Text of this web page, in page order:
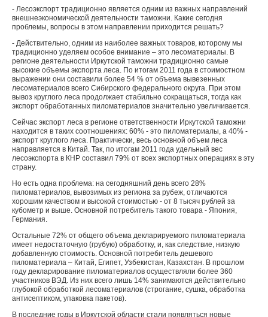
- Лесоэкспорт традиционно является одним из важных направлений
внешнеэкономической деятельности таможни. Какие сегодня
проблемы, вопросы в этом направлении приходится решать?
- Действительно, одним из наиболее важных товаров, которому мы
традиционно уделяем особое внимание – это лесоматериалы. В
регионе деятельности Иркутской таможни традиционно самые
высокие объемы экспорта леса. По итогам 2011 года в стоимостном
выражении они составили более 54 % от объема вывезенных
лесоматериалов всего Сибирского федерального округа. При этом
вывоз круглого леса продолжает стабильно сокращаться, тогда как
экспорт обработанных пиломатериалов значительно увеличивается.
Сейчас экспорт леса в регионе ответственности Иркутской таможни
находится в таких соотношениях: 60% - это пиломатериалы, а 40% -
экспорт круглого леса. Практически, весь основной объем леса
направляется в Китай. Так, по итогам 2011 года удельный вес
лесоэкспорта в КНР составил 79% от всех экспортных операциях в эту
страну.
Но есть одна проблема: на сегодняшний день всего 28%
пиломатериалов, вывозимых из региона за рубеж, отличаются
хорошим качеством и высокой стоимостью - от 8 тысяч рублей за
кубометр и выше. Основной потребитель такого товара - Япония,
Германия.
Остальные 72% от общего объема декларируемого пиломатериала
имеет недостаточную (грубую) обработку, и, как следствие, низкую
добавленную стоимость. Основной потребитель дешевого
пиломатериала – Китай, Египет, Узбекистан, Казахстан. В прошлом
году декларирование пиломатериалов осуществляли более 360
участников ВЭД. Из них всего лишь 14% занимаются действительно
глубокой обработкой лесоматериалов (строгание, сушка, обработка
антисептиком, упаковка пакетов).
В последние годы в Иркутской области стали появляться новые